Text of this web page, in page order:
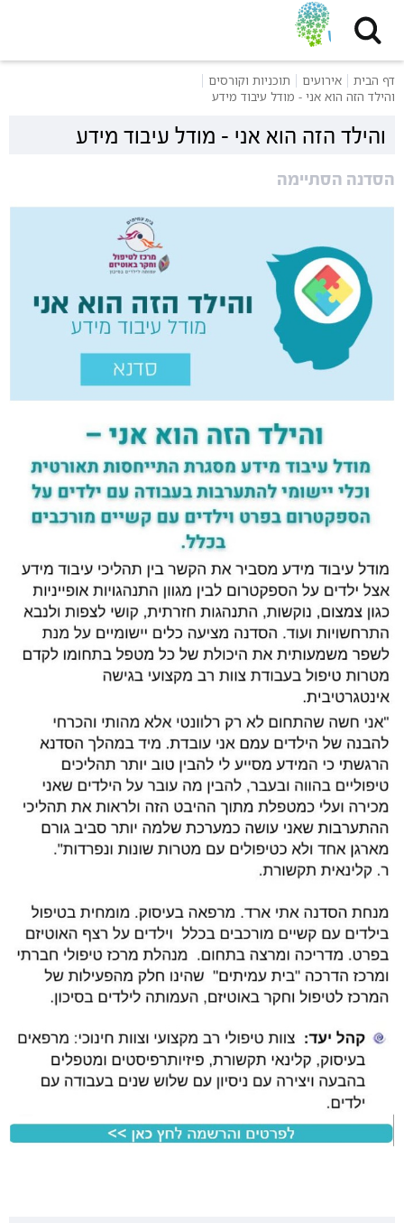
דף הבית אירועים
תוכניות וקורסים
והילד הזה הוא אני - מודל עיבוד מידע
והילד הזה הוא אני - מודל עיבוד מידע
הסדנה הסתיימה